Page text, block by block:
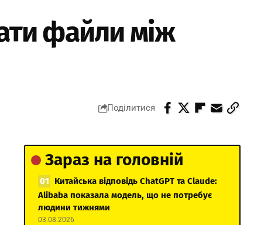
файли між
Поділитися
Зараз на головній
Китайська відповідь ChatGPT та Claude:
Alibaba показала модель, що не потребує
людини тижнями
03.08.2026